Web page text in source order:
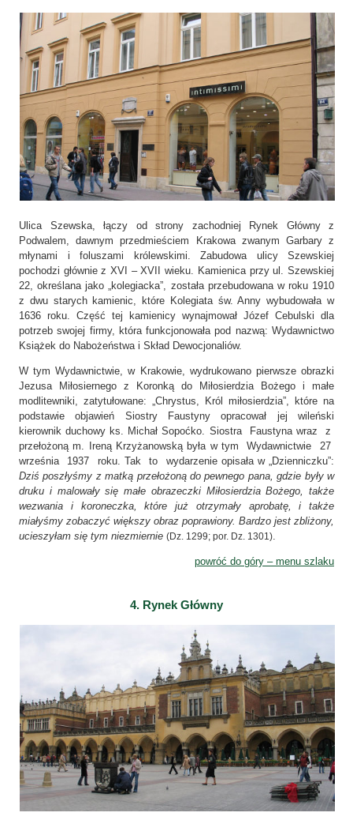
Ulica Szewska, łączy od strony zachodniej Rynek Główny z
Podwalem, dawnym przedmieściem Krakowa zwanym Garbary z
młynami i foluszami królewskimi. Zabudowa ulicy Szewskiej
pochodzi głównie z XVI – XVII wieku. Kamienica przy ul. Szewskiej
22, określana jako „kolegiacka”, została przebudowana w roku 1910
z dwu starych kamienic, które Kolegiata św. Anny wybudowała w
1636 roku. Część tej kamienicy wynajmował Józef Cebulski dla
potrzeb swojej firmy, która funkcjonowała pod nazwą: Wydawnictwo
Książek do Nabożeństwa i Skład Dewocjonaliów.
W tym Wydawnictwie, w Krakowie, wydrukowano pierwsze obrazki
Jezusa Miłosiernego z Koronką do Miłosierdzia Bożego i małe
modlitewniki, zatytułowane: „Chrystus, Król miłosierdzia”, które na
podstawie objawień Siostry Faustyny opracował jej wileński
kierownik duchowy ks. Michał Sopoćko. Siostra Faustyna wraz z
przełożoną m. Ireną Krzyżanowską była w tym Wydawnictwie 27
września 1937 roku. Tak to wydarzenie opisała w „Dzienniczku”:
Dziś poszłyśmy z matką przełożoną do pewnego pana, gdzie były w
druku i malowały się małe obrazeczki Miłosierdzia Bożego, także
wezwania i koroneczka, które już otrzymały aprobatę, i także
miałyśmy zobaczyć większy obraz poprawiony. Bardzo jest zbliżony,
ucieszyłam się tym niezmiernie (Dz. 1299; por. Dz. 1301).
powróć do góry – menu szlaku
4. Rynek Główny